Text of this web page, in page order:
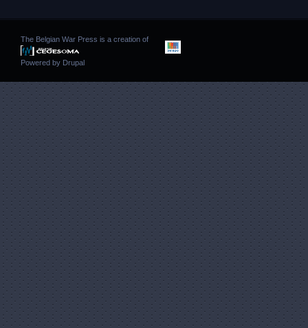
The Belgian War Press is a creation of
Powered by Drupal